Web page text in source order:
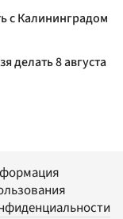
с Калининградом
делать 8 августа